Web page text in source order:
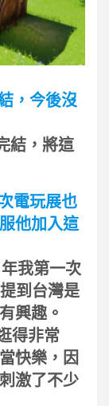
，今後沒
結，將這
電玩展也
他加入這
我第一次
到台灣是
興趣。
得非常
快樂，因
激了不少